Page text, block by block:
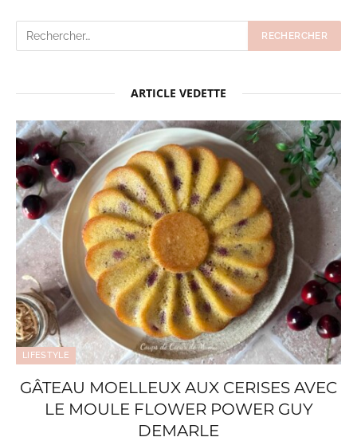
ARTICLE VEDETTE
LIFESTYLE
GÂTEAU MOELLEUX AUX CERISES AVEC
LE MOULE FLOWER POWER GUY
DEMARLE